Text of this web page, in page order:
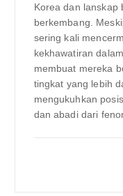
Korea dan lanskap
berkembang.
sering kali
kekhawatiran
membuat mereka
tingkat yang lebih
mengukuhkan
dan abadi dari